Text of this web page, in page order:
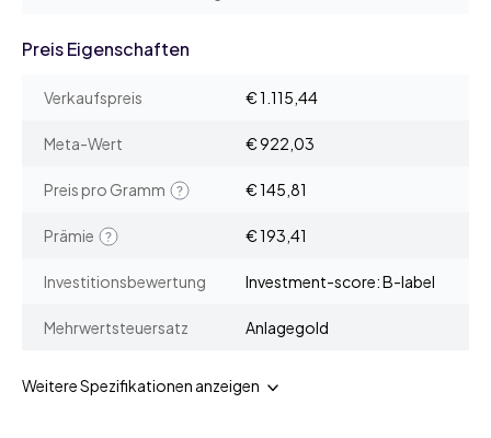
Preis Eigenschaften
Verkaufspreis € 1.115,44
Meta-Wert € 922,03
Preis pro Gramm € 145,81
Prämie € 193,41
Investitionsbewertung Investment-score: B-label
Mehrwertsteuersatz Anlagegold
Weitere Spezifikationen anzeigen